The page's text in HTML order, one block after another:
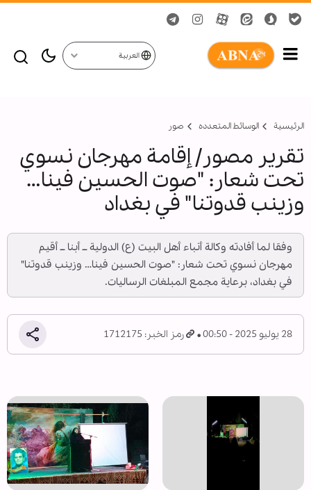
العربية
الرئيسية الوسائط المتعدده صور
تقرير مصور/ إقامة مهرجان نسوي
تحت شعار: "صوت الحسين فينا…
وزينب قدوتنا" في بغداد
وفقا لما أفادته وكالة أنباء أهل البيت (ع) الدولية ــ أبنا ــ أقيم
مهرجان نسوي تحت شعار: "صوت الحسين فينا… وزينب قدوتنا"
في بغداد، برعاية مجمع المبلغات الرساليات.
28 يوليو 2025 - 00:50 رمز الخبر: 1712175